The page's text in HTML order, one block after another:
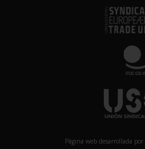
Página web desarrollada por